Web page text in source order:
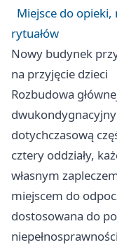
Miejsce do
rytuałów
Nowy budynek
na przyjęcie dzieci
Rozbudowa
dotychczasową
cztery oddziały,
własnym
miejscem do
dostosowana do